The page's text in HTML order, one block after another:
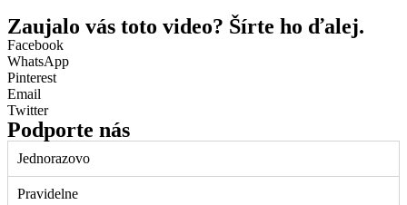
Zaujalo vás toto video? Šírte ho ďalej.
Facebook
WhatsApp
Pinterest
Email
Twitter
Podporte nás
Jednorazovo
Pravidelne